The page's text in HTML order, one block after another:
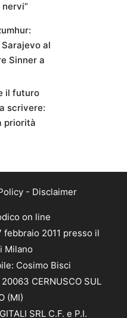
al
Sinner a
il futuro
scrivere:
priorità
- Disclaimer
on line
febbraio 2011 presso il
Milano
Cosimo Bisci
CERNUSCO SUL
(MI)
SRL C.F. e P.I.